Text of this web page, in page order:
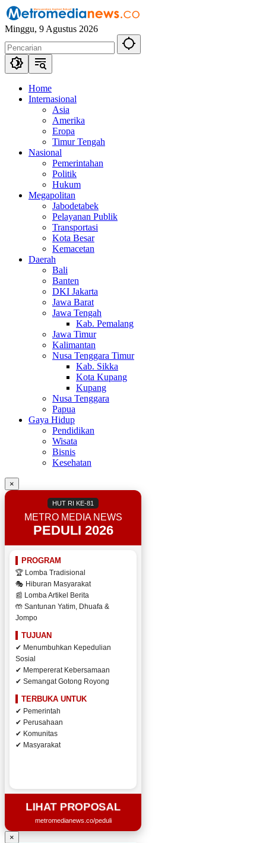
Langsung
ke
konten
Minggu, 9 Agustus 2026
Home
Internasional
Asia
Amerika
Eropa
Timur Tengah
Nasional
Pemerintahan
Politik
Hukum
Megapolitan
Jabodetabek
Pelayanan Publik
Transportasi
Kota Besar
Kemacetan
Daerah
Bali
Banten
DKI Jakarta
Jawa Barat
Jawa Tengah
Kab. Pemalang
Jawa Timur
Kalimantan
Nusa Tenggara Timur
Kab. Sikka
Kota Kupang
Kupang
Nusa Tenggara
Papua
Gaya Hidup
Pendidikan
Wisata
Bisnis
Kesehatan
×
HUT RI KE-81
METRO MEDIA NEWS
PEDULI 2026
PROGRAM
🏆 Lomba Tradisional
🎭 Hiburan Masyarakat
📰 Lomba Artikel Berita
🤲 Santunan Yatim, Dhuafa &
Jompo
TUJUAN
✔ Menumbuhkan Kepedulian
Sosial
✔ Mempererat Kebersamaan
✔ Semangat Gotong Royong
TERBUKA UNTUK
✔ Pemerintah
✔ Perusahaan
✔ Komunitas
✔ Masyarakat
LIHAT PROPOSAL
metromedianews.co/peduli
×